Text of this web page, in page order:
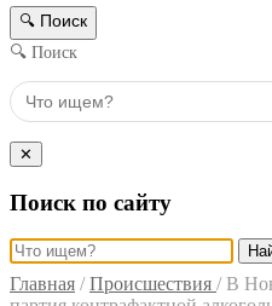
🔍 Поиск
🔍 Поиск
✕
Поиск по сайту
Главная / Происшествия / В